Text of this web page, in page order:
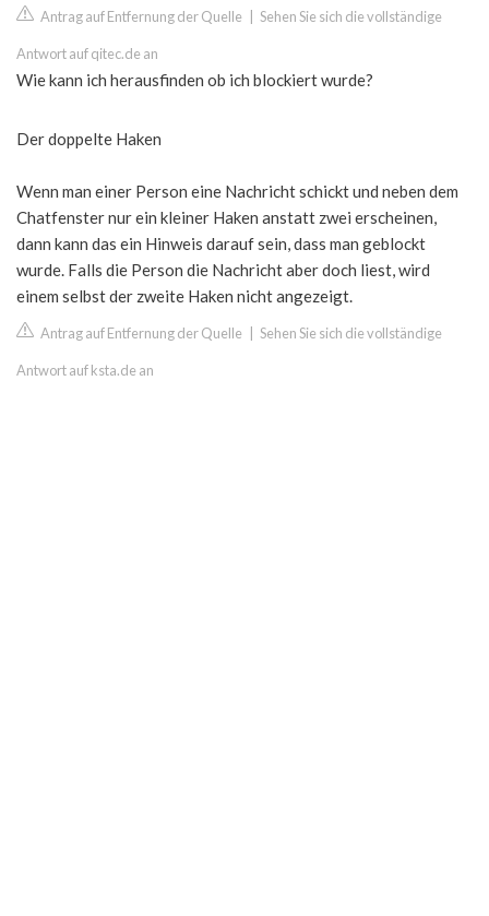
Antrag auf Entfernung der Quelle Sehen Sie sich die vollständige
Antwort auf qitec.de an
Wie kann ich herausfinden ob ich blockiert wurde?
Der doppelte Haken
Wenn man einer Person eine Nachricht schickt und neben dem
Chatfenster nur ein kleiner Haken anstatt zwei erscheinen,
dann kann das ein Hinweis darauf sein, dass man geblockt
wurde. Falls die Person die Nachricht aber doch liest, wird
einem selbst der zweite Haken nicht angezeigt.
Antrag auf Entfernung der Quelle Sehen Sie sich die vollständige
Antwort auf ksta.de an